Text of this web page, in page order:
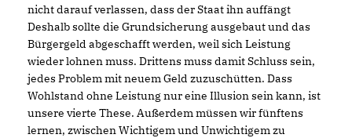
nicht darauf verlassen, dass der Staat ihn auffängt
Deshalb sollte die Grundsicherung ausgebaut und das
Bürgergeld abgeschafft werden, weil sich Leistung
wieder lohnen muss. Drittens muss damit Schluss sein,
jedes Problem mit neuem Geld zuzuschütten. Dass
Wohlstand ohne Leistung nur eine Illusion sein kann, ist
unsere vierte These. Außerdem müssen wir fünftens
lernen, zwischen Wichtigem und Unwichtigem zu